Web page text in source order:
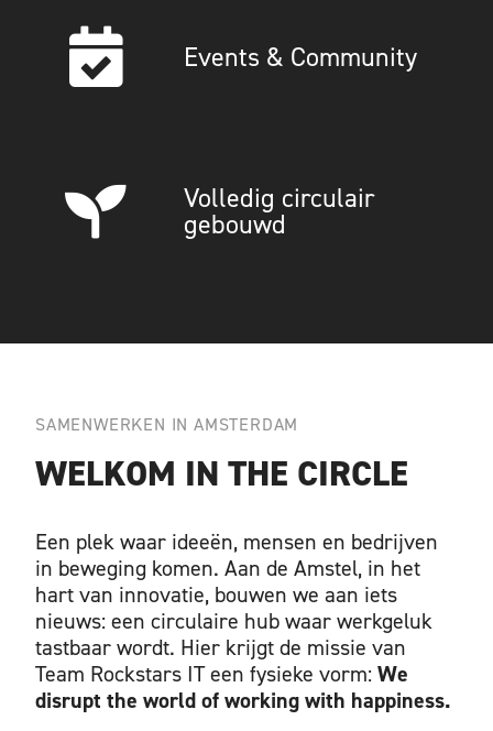
Events & Community
Volledig circulair
gebouwd
SAMENWERKEN IN AMSTERDAM
WELKOM IN THE CIRCLE
Een plek waar ideeën, mensen en bedrijven
in beweging komen. Aan de Amstel, in het
hart van innovatie, bouwen we aan iets
nieuws: een circulaire hub waar werkgeluk
tastbaar wordt. Hier krijgt de missie van
Team Rockstars IT een fysieke vorm:We
disrupt the world of working with happiness.